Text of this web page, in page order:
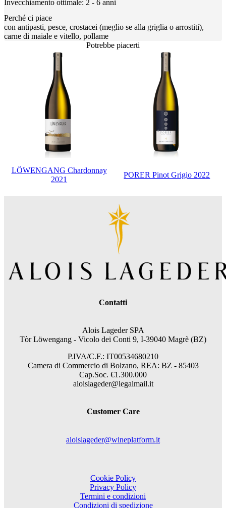
Invecchiamento ottimale: 2 - 6 anni
Perché ci piace
con antipasti, pesce, crostacei (meglio se alla griglia o arrostiti),
carne di maiale e vitello, pollame
Potrebbe piacerti
LÖWENGANG Chardonnay
2021
PORER Pinot Grigio 2022
Contatti
Alois Lageder SPA
Tòr Löwengang - Vicolo dei Conti 9, I-39040 Magrè (BZ)
P.IVA/C.F.: IT00534680210
Camera di Commercio di Bolzano, REA: BZ - 85403
Cap.Soc. €1.300.000
aloislageder@legalmail.it
Customer Care
aloislageder@wineplatform.it
Cookie Policy
Privacy Policy
Termini e condizioni
Condizioni di spedizione